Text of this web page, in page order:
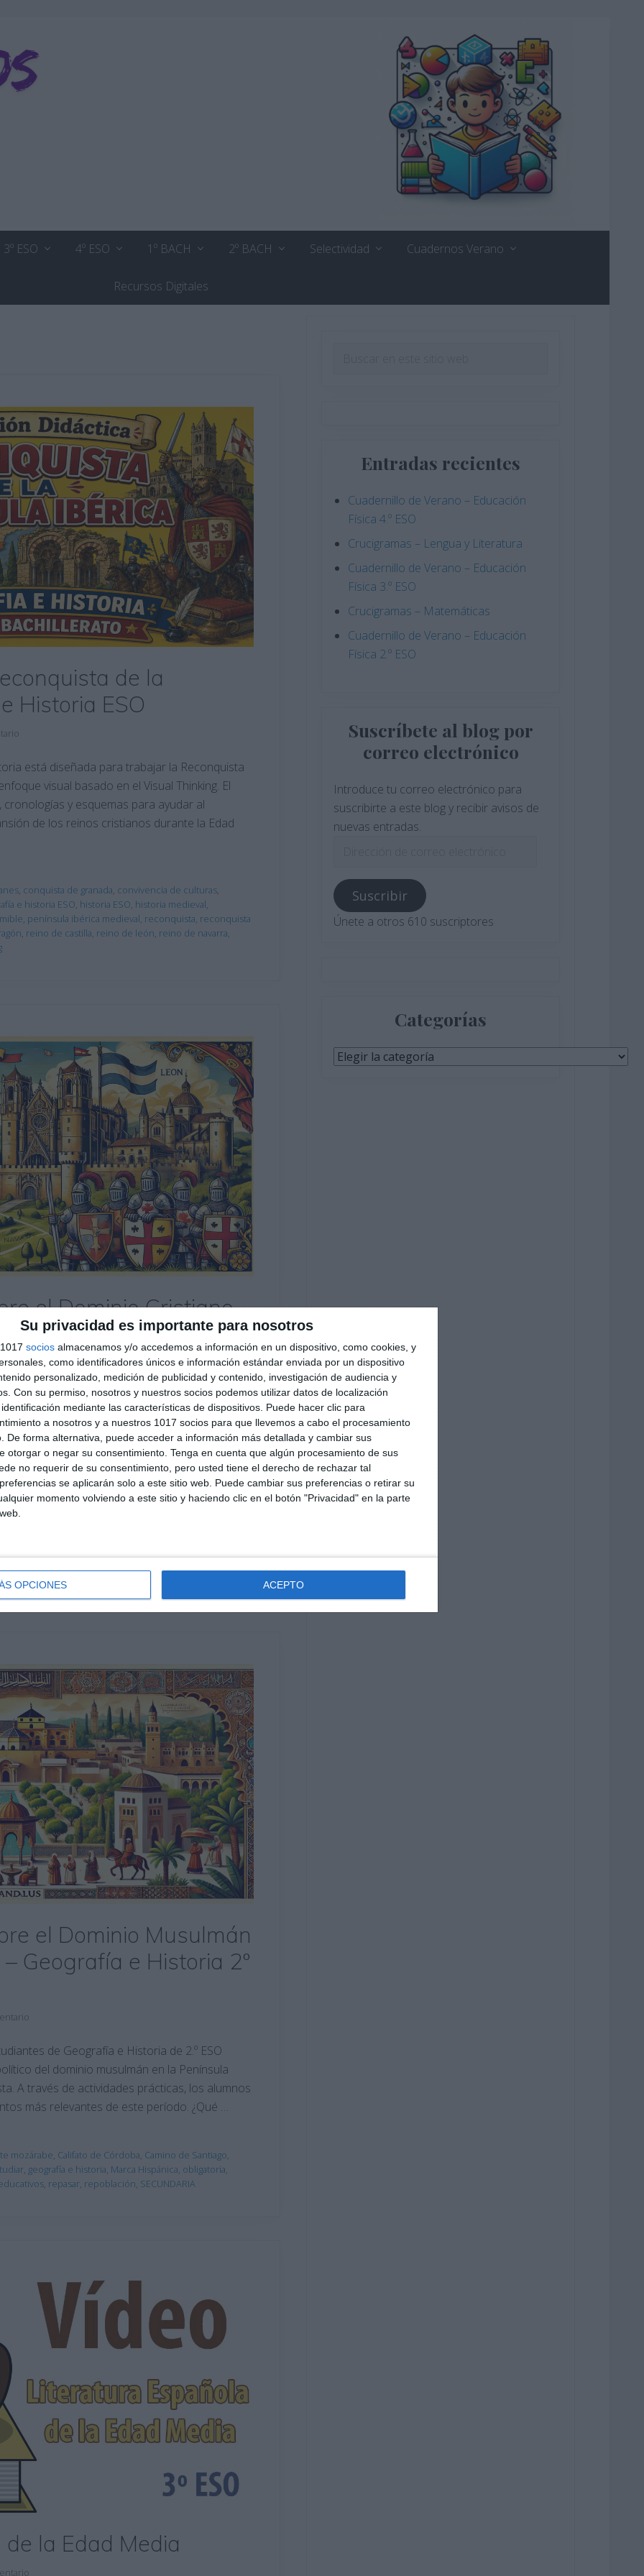
Su privacidad es importante para nosotros
socios almacenamos y/o accedemos a información en un dispositivo, como cookies, y
como identificadores únicos e información estándar enviada por un dispositivo
personalizado, medición de publicidad y contenido, investigación de audiencia y
Con su permiso, nosotros y nuestros socios podemos utilizar datos de localización
mediante las características de dispositivos. Puede hacer clic para
a nosotros y a nuestros 1017 socios para que llevemos a cabo el procesamiento
De forma alternativa, puede acceder a información más detallada y cambiar sus
otorgar o negar su consentimiento. Tenga en cuenta que algún procesamiento de sus
no requerir de su consentimiento, pero usted tiene el derecho de rechazar tal
se aplicarán solo a este sitio web. Puede cambiar sus preferencias o retirar su
momento volviendo a este sitio y haciendo clic en el botón "Privacidad" en la parte
OPCIONES ACEPTO
3º ESO 4º ESO 1º BACH 2º BACH Selectividad Cuadernos Verano
Recursos Digitales
de la
Historia ESO
está diseñada para trabajar la Reconquista
visual basado en el Visual Thinking. El
y esquemas para ayudar al
de los reinos cristianos durante la Edad
, conquista de granada, convivencia de culturas,
e historia ESO, historia ESO, historia medieval,
, península ibérica medieval, reconquista, reconquista
, reino de castilla, reino de león, reino de navarra,
el Dominio Cristiano
Geografía e Historia 2º
de Geografía e Historia de 2.º ESO
predominio cristiano en la Península Ibérica,
y los aspectos culturales,
este material? Definiciones clave:
,Navas de Tolosa,obligatoria,Poema del Mío Cid,
,SECUNDARIA
el Dominio Musulmán
Geografía e Historia 2º
de Geografía e Historia de 2.º ESO
del dominio musulmán en la Península
A través de actividades prácticas, los alumnos
más relevantes de este período. ¿Qué …
mozárabe, Califato de Córdoba, Camino de Santiago,
, geografía e historia, Marca Hispánica, obligatoria,
, repasar, repoblación, SECUNDARIA
la Edad Media
Entradas recientes
Cuadernillo de Verano – Educación
Física 4.º ESO
Crucigramas – Lengua y Literatura
Cuadernillo de Verano – Educación
Física 3.º ESO
Crucigramas – Matemáticas
Cuadernillo de Verano – Educación
Física 2.º ESO
Suscríbete al blog por
correo electrónico
Introduce tu correo electrónico para
suscribirte a este blog y recibir avisos de
nuevas entradas.
correo
electrónico
Suscribir
Únete a otros 610 suscriptores
Categorías
Categorías